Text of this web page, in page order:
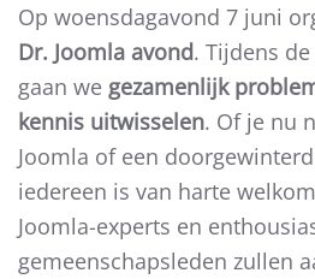
Op woensdagavond 7 juni
Dr. Joomla avond. Tijdens
gaan we gezamenlijk
kennis uitwisselen. Of je nu
Joomla of een
iedereen is van harte
Joomla-experts en
gemeenschapsleden zullen